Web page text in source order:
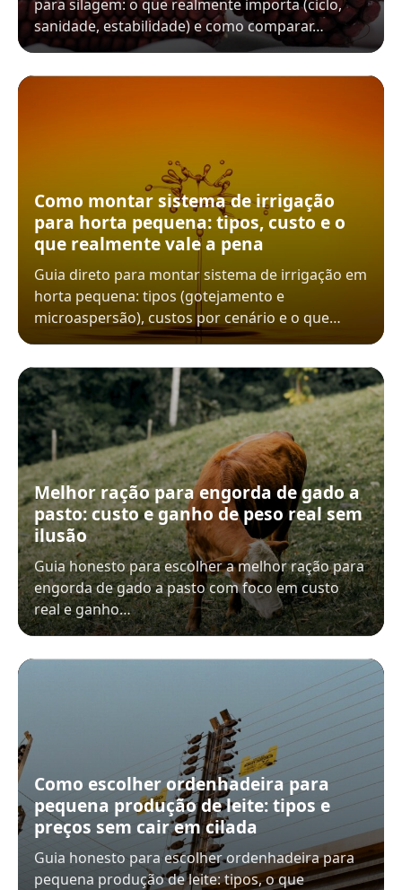
para silagem: o que realmente importa (ciclo,
sanidade, estabilidade) e como comparar…
Como montar sistema de irrigação
para horta pequena: tipos, custo e o
que realmente vale a pena
Guia direto para montar sistema de irrigação em
horta pequena: tipos (gotejamento e
microaspersão), custos por cenário e o que…
Melhor ração para engorda de gado a
pasto: custo e ganho de peso real sem
ilusão
Guia honesto para escolher a melhor ração para
engorda de gado a pasto com foco em custo
real e ganho…
Como escolher ordenhadeira para
pequena produção de leite: tipos e
preços sem cair em cilada
Guia honesto para escolher ordenhadeira para
pequena produção de leite: tipos, o que